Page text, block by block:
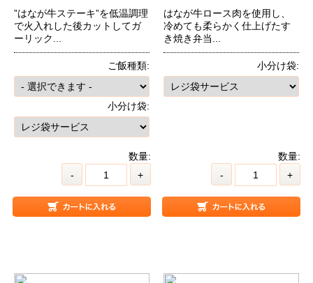
”はなが牛ステーキ”を低温調理
で火入れした後カットしてガ
ーリック...
ご飯種類:
小分け袋:
数量:
-
+
はなが牛ロース肉を使用し、
冷めても柔らかく仕上げたす
き焼き弁当...
小分け袋:
数量:
-
+